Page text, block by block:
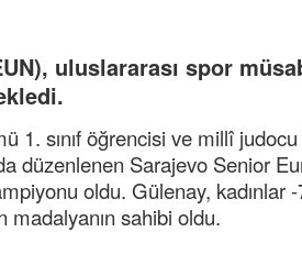
uluslararası spor
1. sınıf öğrencisi ve millî
düzenlenen Sarajevo Senior
oldu. Gülenay, kadınlar
madalyanın sahibi oldu.